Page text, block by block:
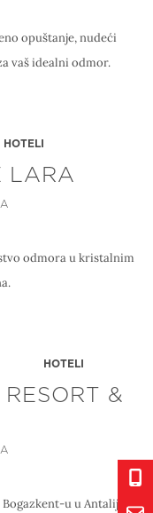
opuštanje, nudeći
vaš idealni odmor.
HOTELI
LARA
odmora u kristalnim
HOTELI
&
u u Antaliji,